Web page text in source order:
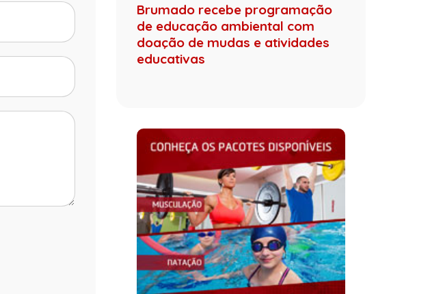
Brumado recebe programação
de educação ambiental com
doação de mudas e atividades
educativas